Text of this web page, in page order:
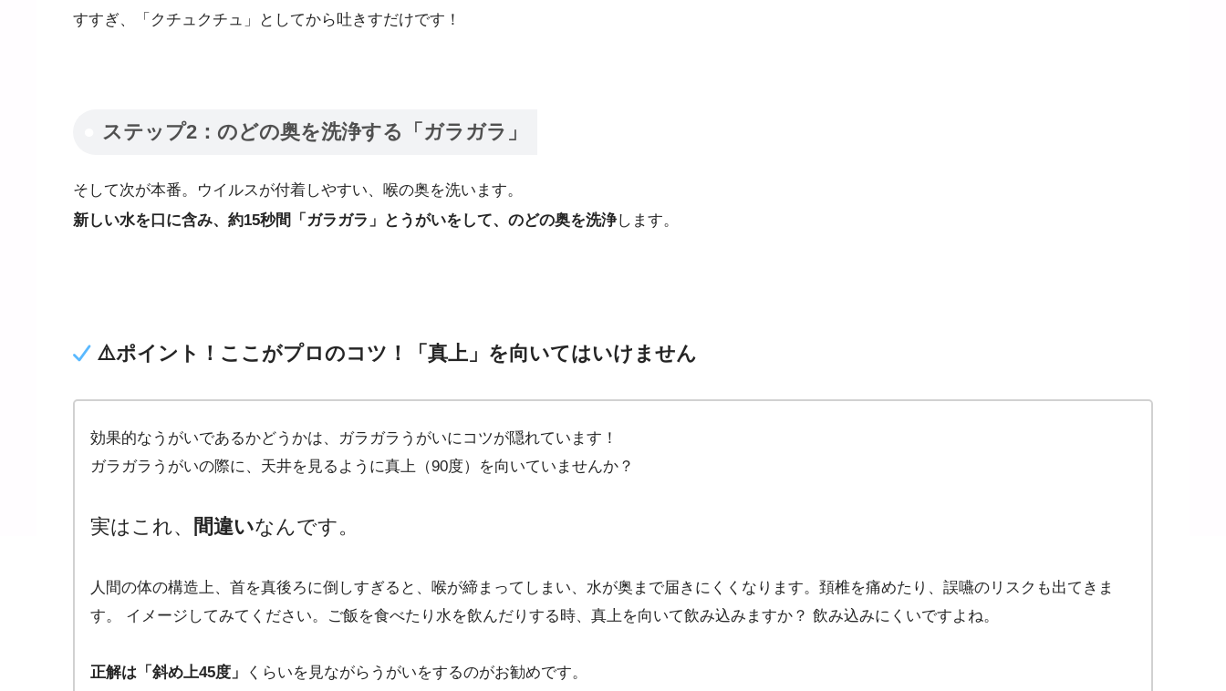
すすぎ、「クチュクチュ」としてから吐きすだけです！
ステップ2：のどの奥を洗浄する「ガラガラ」
そして次が本番。ウイルスが付着しやすい、喉の奥を洗います。
新しい水を口に含み、約15秒間「ガラガラ」とうがいをして、のどの奥を洗浄します。
⚠️ポイント！ここがプロのコツ！「真上」を向いてはいけません
効果的なうがいであるかどうかは、ガラガラうがいにコツが隠れています！
ガラガラうがいの際に、天井を見るように真上（90度）を向いていませんか？
実はこれ、 間違いなんです。
人間の体の構造上、首を真後ろに倒しすぎると、喉が締まってしまい、水が奥まで届きにくくなります。頚椎を痛めたり、誤嚥のリスクも出てきま
す。 イメージしてみてください。ご飯を食べたり水を飲んだりする時、真上を向いて飲み込みますか？ 飲み込みにくいですよね。
正解は「斜め上45度」
くらいを見ながらうがいをするのがお勧めです。